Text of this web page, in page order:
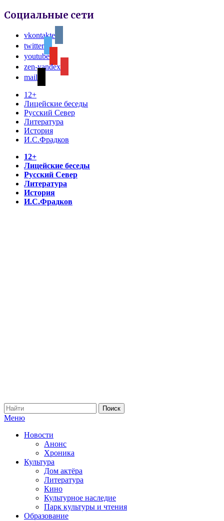
Социальные сети
vkontakte
twitter
youtube
zen-yandex
mail
12+
Лицейские беседы
Русский Север
Литература
История
И.С.Фрадков
12+
Лицейские беседы
Русский Север
Литература
История
И.С.Фрадков
Меню
Новости
Анонс
Хроника
Культура
Дом актёра
Литература
Кино
Культурное наследие
Парк культуры и чтения
Образование